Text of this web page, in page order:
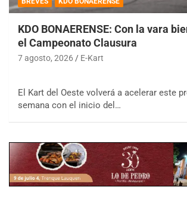
KDO BONAERENSE: Con la vara
el Campeonato Clausura
7 agosto, 2026 E-Kart
El Kart del Oeste volverá a acelerar este
semana con el inicio del…